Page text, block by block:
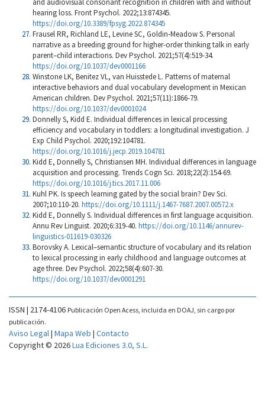
and audiovisual consonant recognition in children with and without
hearing loss. Front Psychol. 2022;13:874345.
https://doi.org/10.3389/fpsyg.2022.874345
Frausel RR, Richland LE, Levine SC, Goldin-Meadow S. Personal
narrative as a breeding ground for higher-order thinking talk in early
parent–child interactions. Dev Psychol. 2021;57(4):519-34.
https://doi.org/10.1037/dev0001166
Winstone LK, Benitez VL, van Huisstede L. Patterns of maternal
interactive behaviors and dual vocabulary development in Mexican
American children. Dev Psychol. 2021;57(11):1866-79.
https://doi.org/10.1037/dev0001024
Donnelly S, Kidd E. Individual differences in lexical processing
efficiency and vocabulary in toddlers: a longitudinal investigation. J
Exp Child Psychol. 2020;192:104781.
https://doi.org/10.1016/j.jecp.2019.104781
Kidd E, Donnelly S, Christiansen MH. Individual differences in language
acquisition and processing. Trends Cogn Sci. 2018;22(2):154-69.
https://doi.org/10.1016/j.tics.2017.11.006
Kuhl PK. Is speech learning gated by the social brain? Dev Sci.
2007;10:110-20. https://doi.org/10.1111/j.1467-7687.2007.00572.x
Kidd E, Donnelly S. Individual differences in first language acquisition.
Annu Rev Linguist. 2020;6:319-40. https://doi.org/10.1146/annurev-
linguistics-011619-030326
Borovsky A. Lexical–semantic structure of vocabulary and its relation
to lexical processing in early childhood and language outcomes at
age three. Dev Psychol. 2022;58(4):607-30.
https://doi.org/10.1037/dev0001291
ISSN | 2174-4106 Publicación Open Acess, incluida en DOAJ, sin cargo por
publicación.
Aviso Legal| Mapa Web | Contacto
Copyright © 2026Lua Ediciones 3.0, S.L.